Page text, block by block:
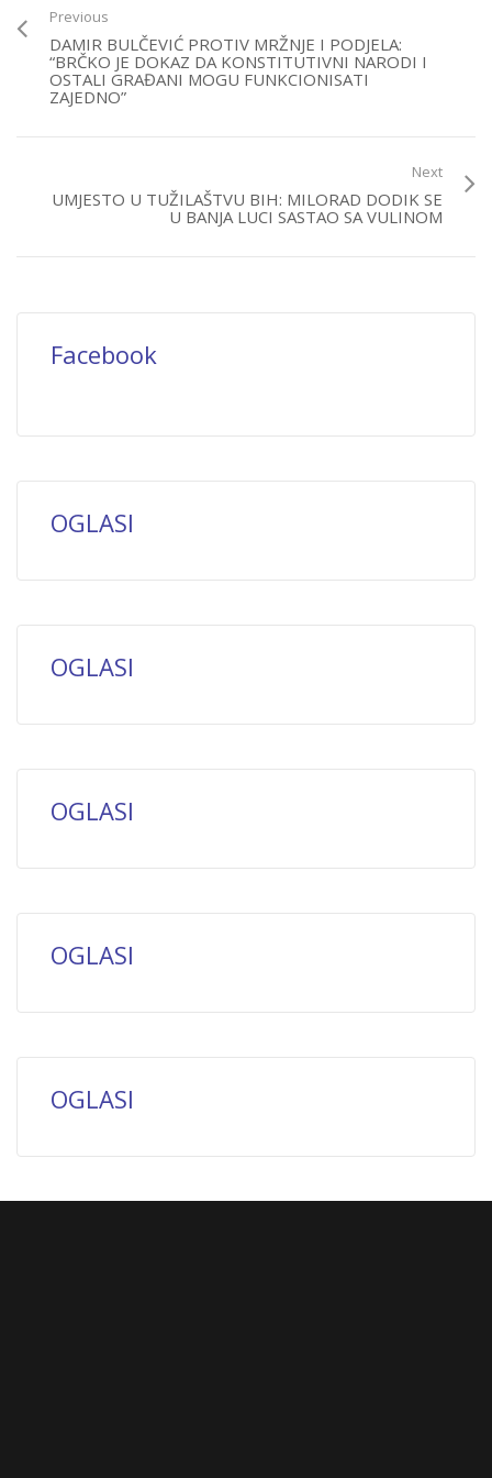
Previous
DAMIR BULČEVIĆ PROTIV MRŽNJE I PODJELA:
“BRČKO JE DOKAZ DA KONSTITUTIVNI NARODI I
OSTALI GRAĐANI MOGU FUNKCIONISATI
ZAJEDNO”
Next
UMJESTO U TUŽILAŠTVU BIH: MILORAD DODIK SE
U BANJA LUCI SASTAO SA VULINOM
Facebook
OGLASI
OGLASI
OGLASI
OGLASI
OGLASI